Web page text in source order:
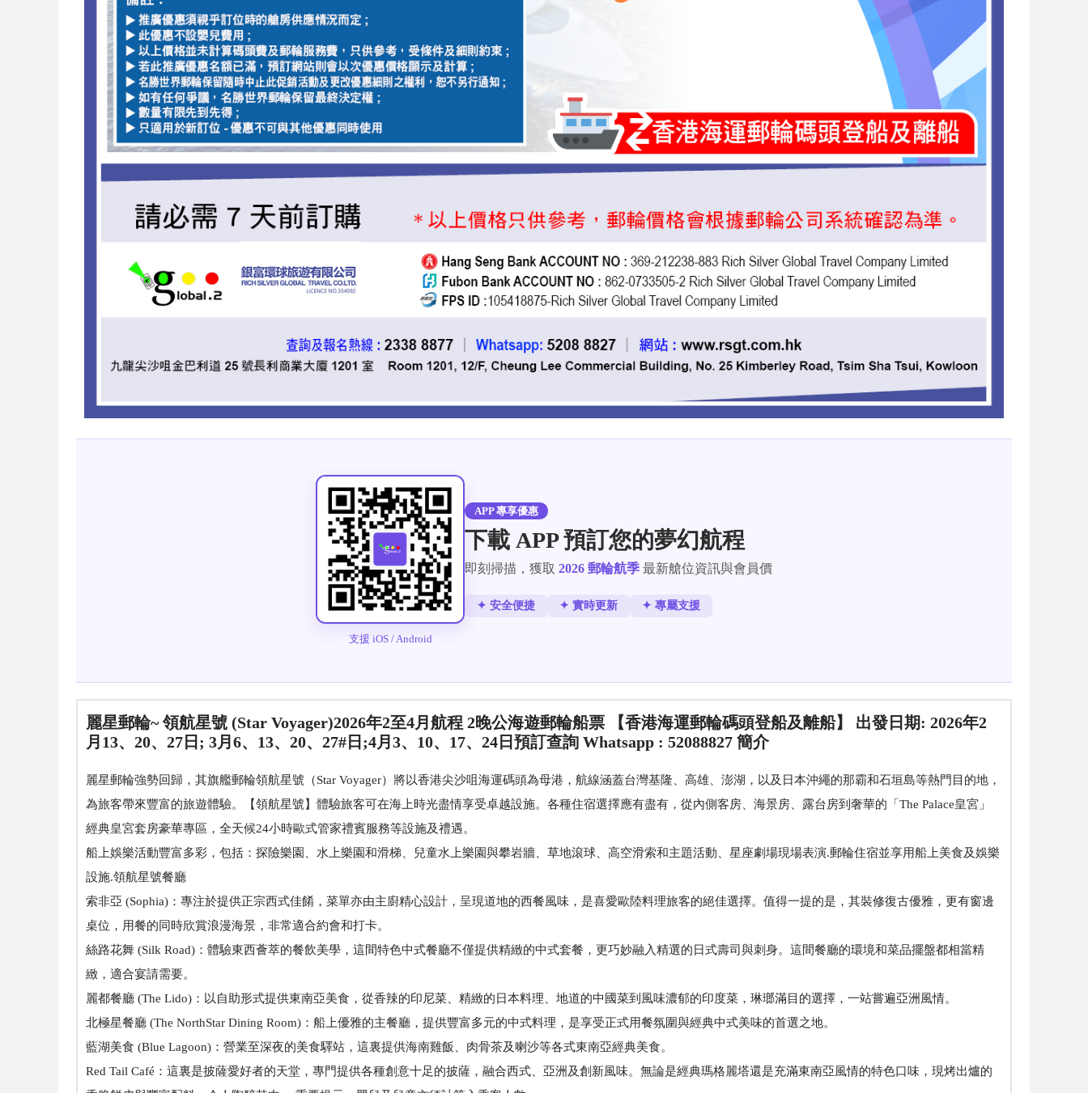
支援 iOS / Android
APP 專享優惠
下載 APP 預訂您的夢幻航程
即刻掃描，獲取 2026 郵輪航季 最新艙位資訊與會員價
✦ 安全便捷 ✦ 實時更新 ✦ 專屬支援
麗星郵輪~ 領航星號 (Star Voyager)2026年2至4月航程 2晚公海遊郵輪船票 【香港海運郵輪碼頭登船及離船】 出發日期: 2026年2
月13、20、27日; 3月6、13、20、27#日;4月3、10、17、24日預訂查詢 Whatsapp : 52088827 簡介
麗星郵輪強勢回歸，其旗艦郵輪領航星號（Star Voyager）將以香港尖沙咀海運碼頭為母港，航線涵蓋台灣基隆、高雄、澎湖，以及日本沖繩的那霸和石垣島等熱門目的地，
為旅客帶來豐富的旅遊體驗。【領航星號】體驗旅客可在海上時光盡情享受卓越設施。各種住宿選擇應有盡有，從內側客房、海景房、露台房到奢華的「The Palace皇宮」
經典皇宮套房豪華專區，全天候24小時歐式管家禮賓服務等設施及禮遇。
船上娛樂活動豐富多彩，包括：探險樂園、水上樂園和滑梯、兒童水上樂園與攀岩牆、草地滾球、高空滑索和主題活動、星座劇場現場表演.郵輪住宿並享用船上美食及娛樂
設施.領航星號餐廳
索非亞 (Sophia)：專注於提供正宗西式佳餚，菜單亦由主廚精心設計，呈現道地的西餐風味，是喜愛歐陸料理旅客的絕佳選擇。值得一提的是，其裝修復古優雅，更有窗邊
桌位，用餐的同時欣賞浪漫海景，非常適合約會和打卡。
絲路花舞 (Silk Road)：體驗東西薈萃的餐飲美學，這間特色中式餐廳不僅提供精緻的中式套餐，更巧妙融入精選的日式壽司與刺身。這間餐廳的環境和菜品擺盤都相當精
緻，適合宴請需要。
麗都餐廳 (The Lido)：以自助形式提供東南亞美食，從香辣的印尼菜、精緻的日本料理、地道的中國菜到風味濃郁的印度菜，琳瑯滿目的選擇，一站嘗遍亞洲風情。
北極星餐廳 (The NorthStar Dining Room)：船上優雅的主餐廳，提供豐富多元的中式料理，是享受正式用餐氛圍與經典中式美味的首選之地。
藍湖美食 (Blue Lagoon)：營業至深夜的美食驛站，這裏提供海南雞飯、肉骨茶及喇沙等各式東南亞經典美食。
Red Tail Café：這裏是披薩愛好者的天堂，專門提供各種創意十足的披薩，融合西式、亞洲及創新風味。無論是經典瑪格麗塔還是充滿東南亞風情的特色口味，現烤出爐的